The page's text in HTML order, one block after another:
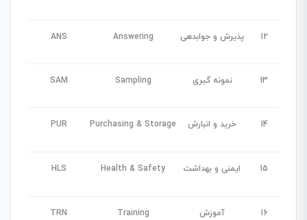
12 پذیرش و جوابدهی Answering
ANS
13 نمونه گیری Sampling
SAM
14 خرید و انبارش Purchasing & Storage
PUR
15 ایمنی و بهداشت Health & Safety
HLS
16 آموزش Training
TRN